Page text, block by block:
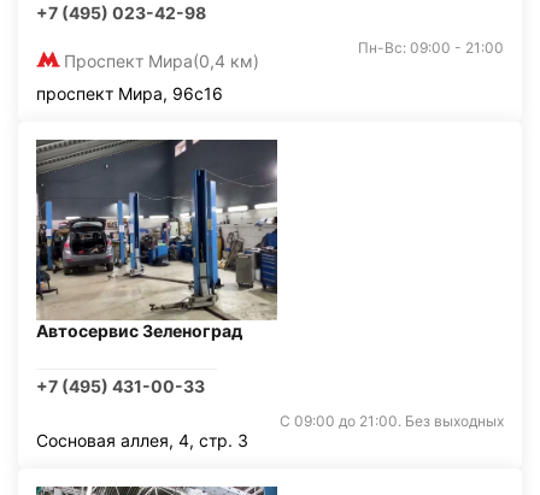
+7 (495) 023-42-98
Проспект Мира(0,4 км)
Пн-Вс: 09:00 - 21:00
проспект Мира, 96с16
Автосервис Зеленоград
+7 (495) 431-00-33
С 09:00 до 21:00. Без выходных
Сосновая аллея, 4, стр. 3